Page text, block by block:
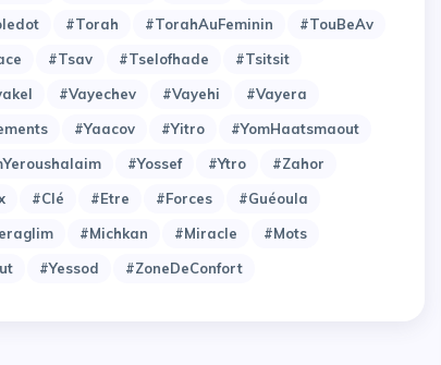
#Torah #TorahAuFeminin
#TouBeAv
#Tsav #Tselofhade
#Tsitsit
#Vayechev #Vayehi
#Vayera
#Yaacov #Yitro
#YomHaatsmaout
#Yossef #Ytro
#Zahor
#clé #etre #forces
#guéoula
#michkan #miracle
#mots
#yessod #zoneDeConfort